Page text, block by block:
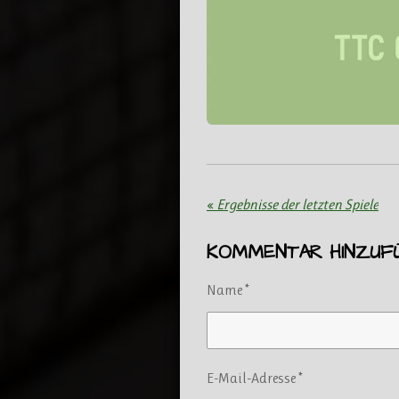
« Ergebnisse der letzten Spiele
KOMMENTAR
Name *
E-Mail-Adresse *